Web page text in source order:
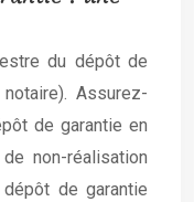
du dépôt de
Assurez-
de garantie en
non-réalisation
de garantie